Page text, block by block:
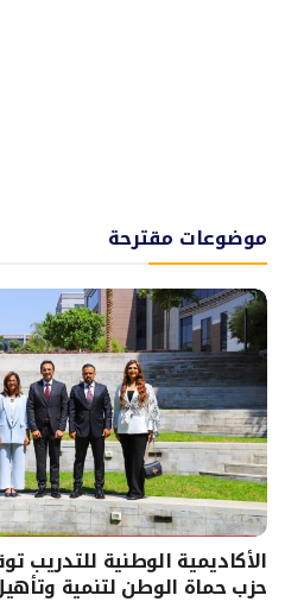
موضوعات مقترحة
الأكاديمية الوطنية للتدريب
حزب حماة الوطن لتنمية